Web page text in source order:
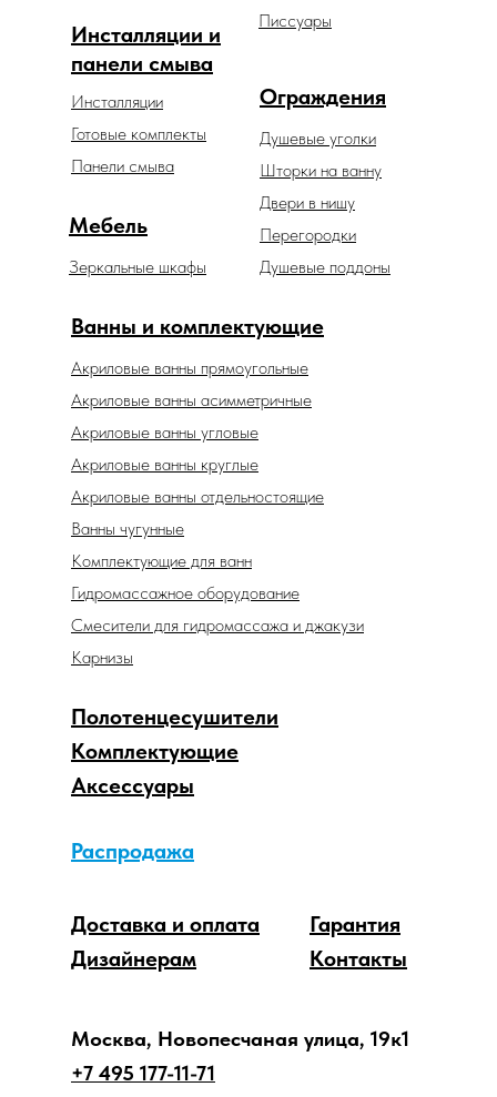
Ванны и комплектующие
Акриловые ванны прямоугольные
Зеркальные шкафы
Мебель
Ограждения
Душевые уголки
Шторки на ванну
Двери в нишу
Перегородки
Аксессуары
Распродажа
Комплектующие
Дизайнерам
Доставка и оплата
Гарантия
Контакты
Душевые поддоны
Акриловые ванны отдельностоящие
Акриловые ванны асимметричные
Акриловые ванны угловые
Акриловые ванны круглые
Ванны чугунные
Комплектующие для ванн
Гидромассажное оборудование
Смесители для гидромассажа и джакузи
Карнизы
Полотенцесушители
Инсталляции и
панели смыва
Инсталляции
Готовые комплекты
Панели смыва
Писсуары
Москва, Новопесчаная улица, 19к1
+7 495 177-11-71